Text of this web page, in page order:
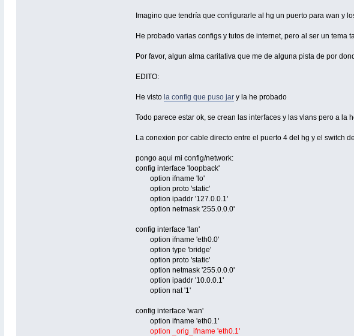
Imagino que tendría que configurarle al hg un puerto para wan y
He probado varias configs y tutos de internet, pero al ser un
Por favor, algun alma caritativa que me de alguna pista de por
EDITO:
He vistola config que puso jar y la he probado
Todo parece estar ok, se crean las interfaces y las vlans pero a
La conexion por cable directo entre el puerto 4 del hg y el switch
pongo aqui mi config/network:
config interface 'loopback'
option ifname 'lo'
option proto 'static'
option ipaddr '127.0.0.1'
option netmask '255.0.0.0'
config interface 'lan'
option ifname 'eth0.0'
option type 'bridge'
option proto 'static'
option netmask '255.0.0.0'
option ipaddr '10.0.0.1'
option nat '1'
config interface 'wan'
option ifname 'eth0.1'
option _orig_ifname 'eth0.1'